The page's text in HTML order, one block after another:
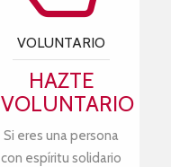
VOLUNTARIO
HAZTE
VOLUNTARIO
Si eres una persona
con espíritu solidario